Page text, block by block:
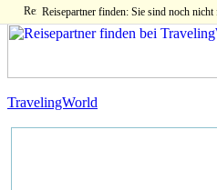
Reisepartner finden: Sie sind noch
TravelingWorld